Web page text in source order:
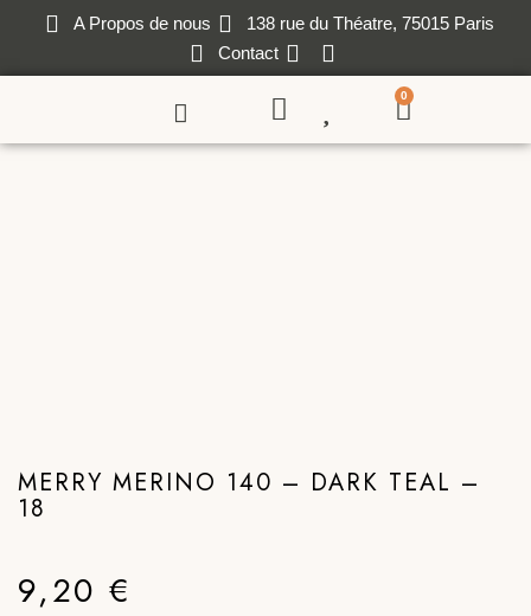
A Propos de nous
138 rue du Théatre, 75015 Paris
Contact
0
MERRY MERINO 140 – DARK TEAL –
18
9,20 €